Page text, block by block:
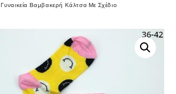
Γυναικεία Βαμβακερή Κάλτσα Με Σχέδιο